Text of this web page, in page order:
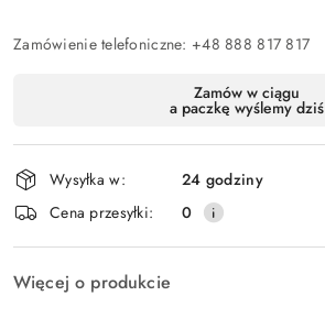
Zamówienie telefoniczne: +48 888 817 817
Wyślij
dostawa
Zamów w ciągu
a paczkę wyślemy dziś
Wysyłka w:
24 godziny
Cena przesyłki:
0
Więcej o produkcie